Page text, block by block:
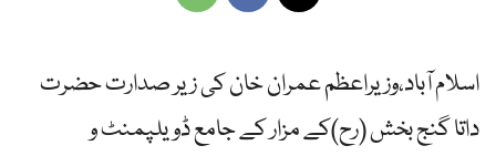
اسلام آباد،وزیراعظم عمران خان کی زیر صدارت حضرت
داتا گنج بخش (رح)کے مزار کے جامع ڈویلپمنٹ و